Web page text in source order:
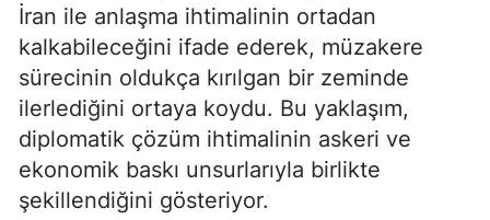
İran ile anlaşma ihtimalinin ortadan
kalkabileceğini ifade ederek, müzakere
sürecinin oldukça kırılgan bir zeminde
ilerlediğini ortaya koydu. Bu yaklaşım,
diplomatik çözüm ihtimalinin askeri ve
ekonomik baskı unsurlarıyla birlikte
şekillendiğini gösteriyor.